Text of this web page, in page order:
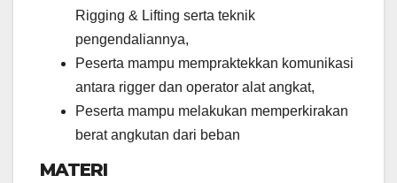
Rigging & Lifting serta teknik
pengendaliannya,
Peserta mampu mempraktekkan komunikasi
antara rigger dan operator alat angkat,
Peserta mampu melakukan memperkirakan
berat angkutan dari beban
MATERI